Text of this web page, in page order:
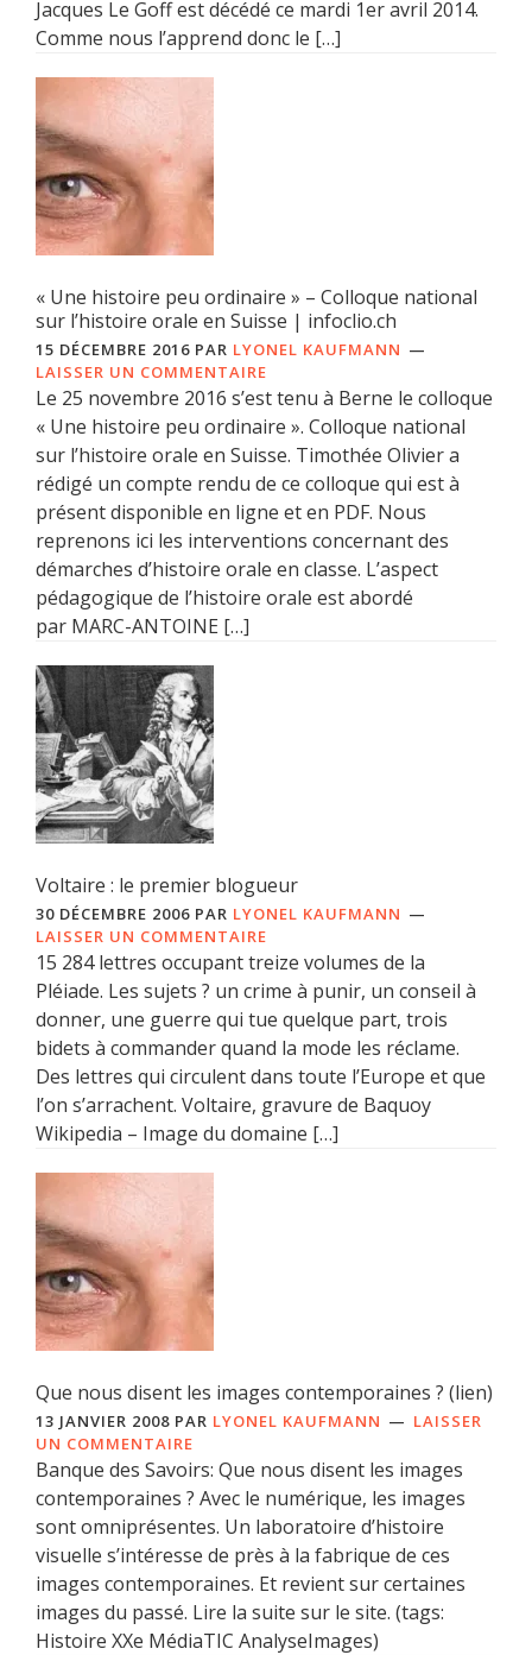
Jacques Le Goff est décédé ce mardi 1er avril 2014.
Comme nous l’apprend donc le […]
« Une histoire peu ordinaire » – Colloque national
sur l’histoire orale en Suisse | infoclio.ch
15 DÉCEMBRE 2016 PAR LYONEL KAUFMANN
LAISSER UN COMMENTAIRE
Le 25 novembre 2016 s’est tenu à Berne le colloque
« Une histoire peu ordinaire ». Colloque national
sur l’histoire orale en Suisse. Timothée Olivier a
rédigé un compte rendu de ce colloque qui est à
présent disponible en ligne et en PDF. Nous
reprenons ici les interventions concernant des
démarches d’histoire orale en classe. L’aspect
pédagogique de l’histoire orale est abordé
par MARC-ANTOINE […]
Voltaire : le premier blogueur
30 DÉCEMBRE 2006 PAR LYONEL KAUFMANN
LAISSER UN COMMENTAIRE
15 284 lettres occupant treize volumes de la
Pléiade. Les sujets ? un crime à punir, un conseil à
donner, une guerre qui tue quelque part, trois
bidets à commander quand la mode les réclame.
Des lettres qui circulent dans toute l’Europe et que
l’on s’arrachent. Voltaire, gravure de Baquoy
Wikipedia – Image du domaine […]
Que nous disent les images contemporaines ? (lien)
13 JANVIER 2008 PAR LYONEL KAUFMANN
LAISSER
UN COMMENTAIRE
Banque des Savoirs: Que nous disent les images
contemporaines ? Avec le numérique, les images
sont omniprésentes. Un laboratoire d’histoire
visuelle s’intéresse de près à la fabrique de ces
images contemporaines. Et revient sur certaines
images du passé. Lire la suite sur le site. (tags:
Histoire XXe MédiaTIC AnalyseImages)